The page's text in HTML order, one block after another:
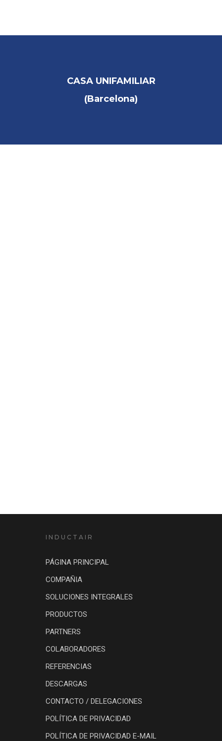
CASA UNIFAMILIAR
(Barcelona)
INDUCTAIR
PÁGINA PRINCIPAL
COMPAÑIA
SOLUCIONES INTEGRALES
PRODUCTOS
PARTNERS
COLABORADORES
REFERENCIAS
DESCARGAS
CONTACTO / DELEGACIONES
POLÍTICA DE PRIVACIDAD
POLÍTICA DE PRIVACIDAD E-MAIL